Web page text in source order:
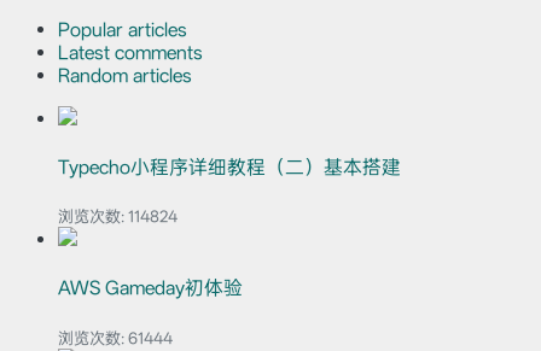
Popular articles
Latest comments
Random articles
Typecho小程序详细教程（二）基本搭建
浏览次数: 114824
AWS Gameday初体验
浏览次数: 61444